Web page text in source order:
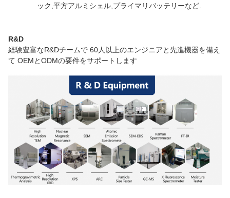
ック,平方アルミシェル,プライマリバッテリーなど.
R&D
経験豊富なR&Dチームで 60人以上のエンジニアと先進機器を備え
て OEMとODMの要件をサポートします